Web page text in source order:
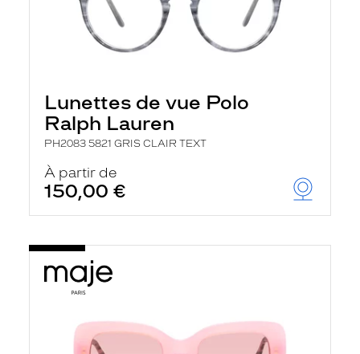
Lunettes de vue Polo
Ralph Lauren
PH2083 5821 GRIS CLAIR TEXT
À partir de
150,00 €